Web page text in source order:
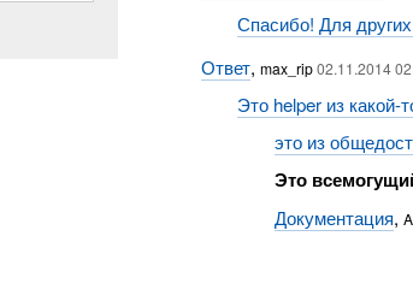
Спасибо! Для
Ответ, max_rip02.11.2014
Это helper из какой-
это из
Это
Документация,